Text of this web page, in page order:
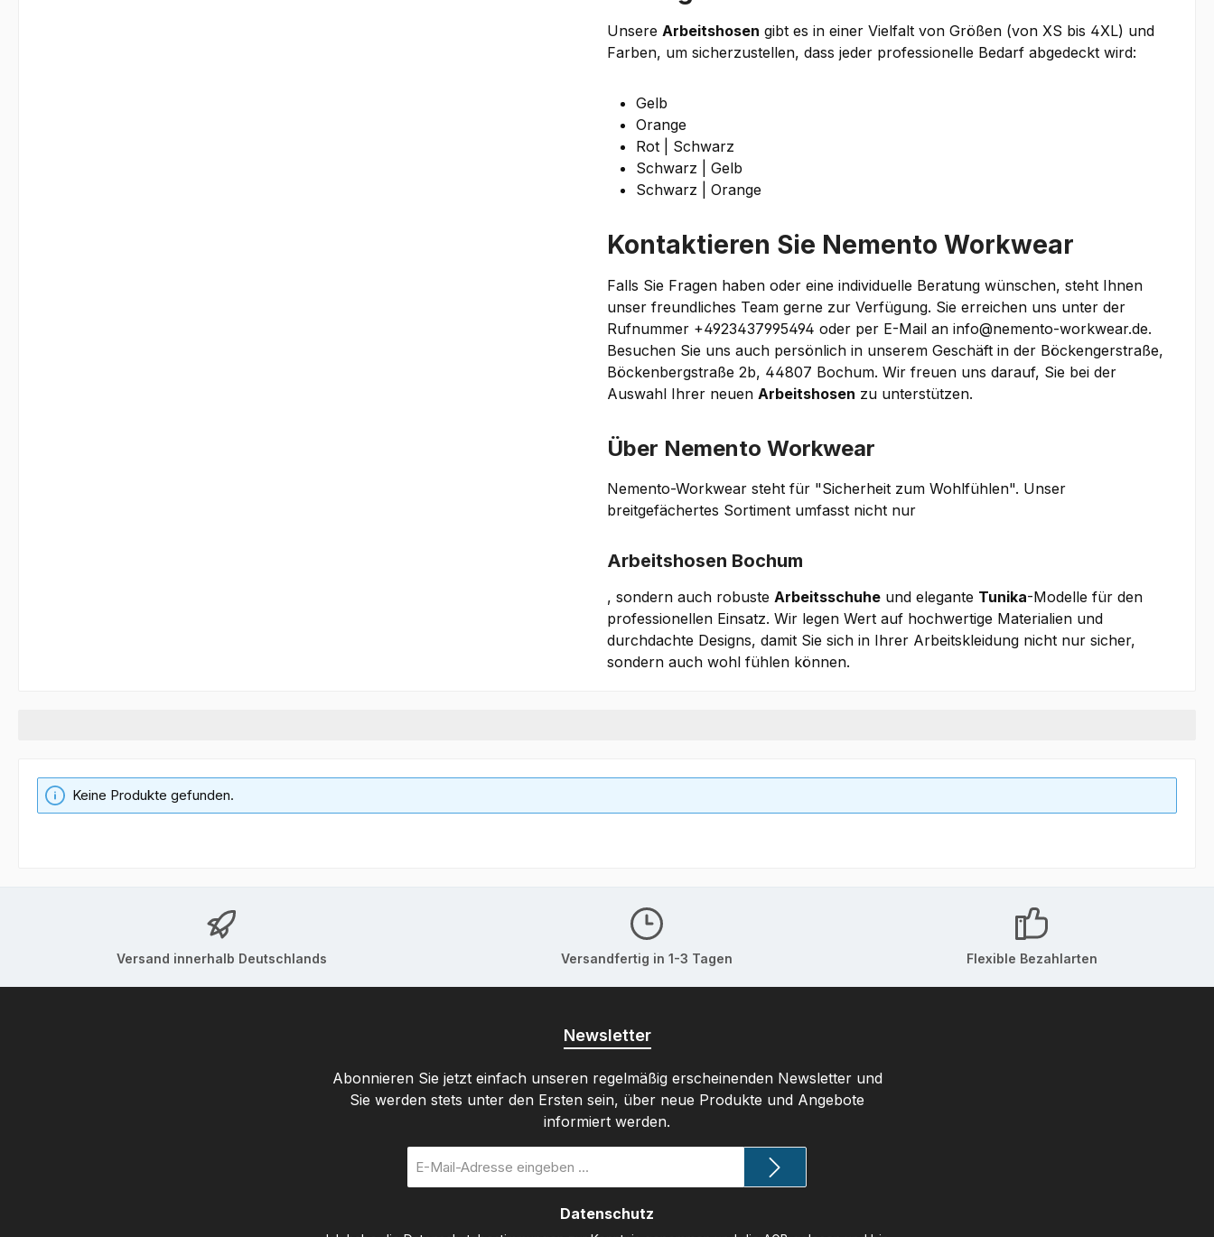
Unsere Arbeitshosen gibt es in einer Vielfalt von Größen (von XS bis 4XL) und
Farben, um sicherzustellen, dass jeder professionelle Bedarf abgedeckt wird:
Gelb
Orange
Rot | Schwarz
Schwarz | Gelb
Schwarz | Orange
Kontaktieren Sie Nemento Workwear
Falls Sie Fragen haben oder eine individuelle Beratung wünschen, steht Ihnen
unser freundliches Team gerne zur Verfügung. Sie erreichen uns unter der
Rufnummer +4923437995494 oder per E-Mail an info@nemento-workwear.de.
Besuchen Sie uns auch persönlich in unserem Geschäft in der Böckengerstraße,
Böckenbergstraße 2b, 44807 Bochum. Wir freuen uns darauf, Sie bei der
Auswahl Ihrer neuen Arbeitshosen zu unterstützen.
Über Nemento Workwear
Nemento-Workwear steht für "Sicherheit zum Wohlfühlen". Unser
breitgefächertes Sortiment umfasst nicht nur
Arbeitshosen Bochum
, sondern auch robuste Arbeitsschuhe und elegante Tunika-Modelle für den
professionellen Einsatz. Wir legen Wert auf hochwertige Materialien und
durchdachte Designs, damit Sie sich in Ihrer Arbeitskleidung nicht nur sicher,
sondern auch wohl fühlen können.
Keine Produkte gefunden.
Versand innerhalb Deutschlands Versandfertig in 1-3 Tagen Flexible Bezahlarten
Newsletter
Abonnieren Sie jetzt einfach unseren regelmäßig erscheinenden Newsletter und
Sie werden stets unter den Ersten sein, über neue Produkte und Angebote
informiert werden.
Mail-
Datenschutz